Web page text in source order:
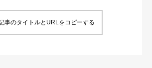
事のタイトルとURLをコピーする